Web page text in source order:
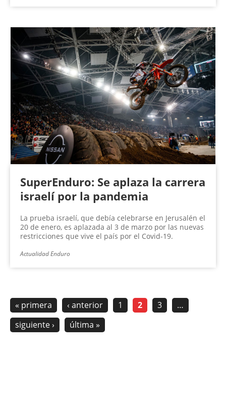
SuperEnduro: Se aplaza la carrera
israelí por la pandemia
La prueba israelí, que debía celebrarse en Jerusalén el
20 de enero, es aplazada al 3 de marzo por las nuevas
restricciones que vive el país por el Covid-19.
Actualidad Enduro
« primera ‹ anterior 1 2 3
…
siguiente ›
última »